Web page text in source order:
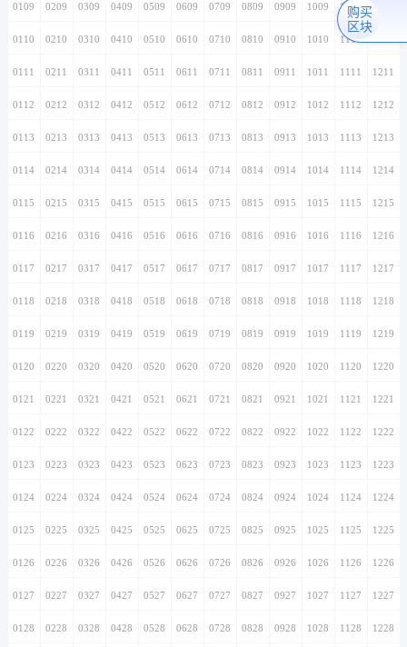
0109 0209 0309 0409 0509 0609 0709 0809 0909 1009 1109
0110 0210 0310 0410 0510 0610 0710 0810 0910 1010 1110
0111 0211 0311 0411 0511 0611 0711 0811 0911 1011 1111 1211
0112 0212 0312 0412 0512 0612 0712 0812 0912 1012 1112 1212
0113 0213 0313 0413 0513 0613 0713 0813 0913 1013 1113 1213
0114 0214 0314 0414 0514 0614 0714 0814 0914 1014 1114 1214
0115 0215 0315 0415 0515 0615 0715 0815 0915 1015 1115 1215
0116 0216 0316 0416 0516 0616 0716 0816 0916 1016 1116 1216
0117 0217 0317 0417 0517 0617 0717 0817 0917 1017 1117 1217
0118 0218 0318 0418 0518 0618 0718 0818 0918 1018 1118 1218
0119 0219 0319 0419 0519 0619 0719 0819 0919 1019 1119 1219
0120 0220 0320 0420 0520 0620 0720 0820 0920 1020 1120 1220
0121 0221 0321 0421 0521 0621 0721 0821 0921 1021 1121 1221
0122 0222 0322 0422 0522 0622 0722 0822 0922 1022 1122 1222
0123 0223 0323 0423 0523 0623 0723 0823 0923 1023 1123 1223
0124 0224 0324 0424 0524 0624 0724 0824 0924 1024 1124 1224
0125 0225 0325 0425 0525 0625 0725 0825 0925 1025 1125 1225
0126 0226 0326 0426 0526 0626 0726 0826 0926 1026 1126 1226
0127 0227 0327 0427 0527 0627 0727 0827 0927 1027 1127 1227
0128 0228 0328 0428 0528 0628 0728 0828 0928 1028 1128 1228
购买
区块